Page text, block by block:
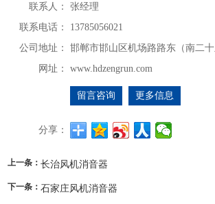
联系人：
张经理
联系电话：
13785056021
公司地址：
邯郸市邯山区机场路路东（南二十
网址：
www.hdzengrun.com
留言咨询 更多信息
分享：
上一条：长治风机消音器
下一条： 石家庄风机消音器